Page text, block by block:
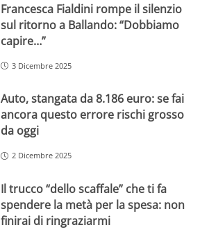
Francesca Fialdini rompe il silenzio
sul ritorno a Ballando: “Dobbiamo
capire…”
3 Dicembre 2025
Auto, stangata da 8.186 euro: se fai
ancora questo errore rischi grosso
da oggi
2 Dicembre 2025
Il trucco “dello scaffale” che ti fa
spendere la metà per la spesa: non
finirai di ringraziarmi